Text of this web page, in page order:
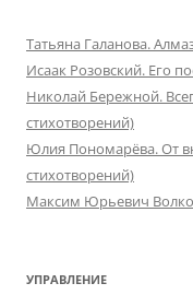
Татьяна Галанова.
Исаак Розовский. Его
Николай Бережной.
стихотворений)
Юлия Пономарёва. От
стихотворений)
Максим Юрьевич
УПРАВЛЕНИЕ